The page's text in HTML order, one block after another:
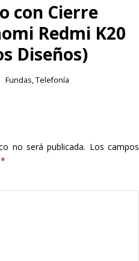
con Cierre
Redmi K20
Diseños)
Fundas,Telefonía
no será publicada. Los campos
*